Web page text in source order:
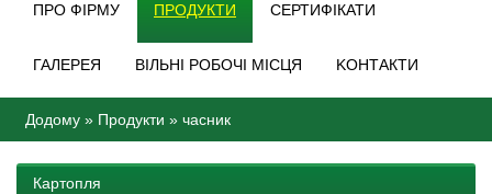
ПРО ФІРМУ ПРОДУКТИ СЕРТИФІКАТИ
ГАЛЕРЕЯ ВІЛЬНІ РОБОЧІ МІСЦЯ KОНТАКТИ
Додому » Продукти » часник
Картопля